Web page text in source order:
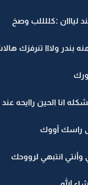
ليااان :كللللب وصخ
بندر ولااا تنرفزك
انا الحين راايحه عند
راسك أووك
وأنتي انتبهي لرووحك